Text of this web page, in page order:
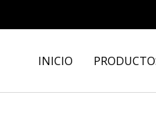
INICIO